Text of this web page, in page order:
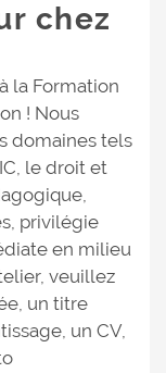
chez
la Formation
! Nous
domaines tels
le droit et
privilégie
en milieu
veuillez
un titre
un CV,